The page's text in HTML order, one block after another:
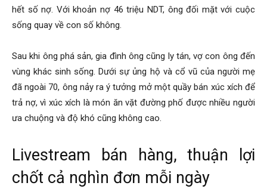
hết số nợ. Với khoản nợ 46 triệu NDT, ông đối mặt với cuộc
sống quay về con số không.
Sau khi ông phá sản, gia đình ông cũng ly tán, vợ con ông đến
vùng khác sinh sống. Dưới sự ủng hộ và cổ vũ của người mẹ
đã ngoài 70, ông nảy ra ý tưởng mở một quầy bán xúc xích để
trả nợ, vì xúc xích là món ăn vặt đường phố được nhiều người
ưa chuộng và độ khó cũng không cao.
Livestream bán hàng, thuận lợi
chốt cả nghìn đơn mỗi ngày